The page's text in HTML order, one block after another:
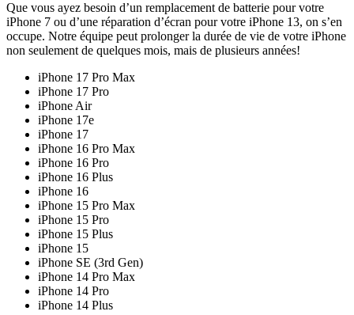
Que vous ayez besoin d’un remplacement de batterie pour votre
iPhone 7 ou d’une réparation d’écran pour votre iPhone 13, on s’en
occupe. Notre équipe peut prolonger la durée de vie de votre iPhone
non seulement de quelques mois, mais de plusieurs années!
iPhone 17 Pro Max
iPhone 17 Pro
iPhone Air
iPhone 17e
iPhone 17
iPhone 16 Pro Max
iPhone 16 Pro
iPhone 16 Plus
iPhone 16
iPhone 15 Pro Max
iPhone 15 Pro
iPhone 15 Plus
iPhone 15
iPhone SE (3rd Gen)
iPhone 14 Pro Max
iPhone 14 Pro
iPhone 14 Plus